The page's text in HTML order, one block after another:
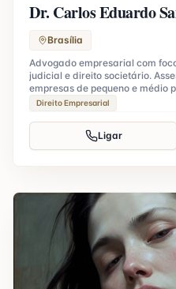
Dr. Carlos Eduardo
Brasília
Advogado empresarial com
judicial e direito societário.
empresas de pequeno e médio
certificado.
Direito Empresarial
Ligar